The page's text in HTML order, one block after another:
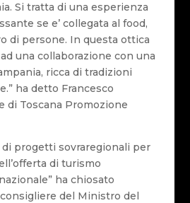
Si tratta di una esperienza
se e’ collegata al food,
di persone. In questa ottica
una collaborazione con una
ricca di tradizioni
ha detto Francesco
di Toscana Promozione
progetti sovraregionali per
di turismo
ha chiosato
del Ministro del